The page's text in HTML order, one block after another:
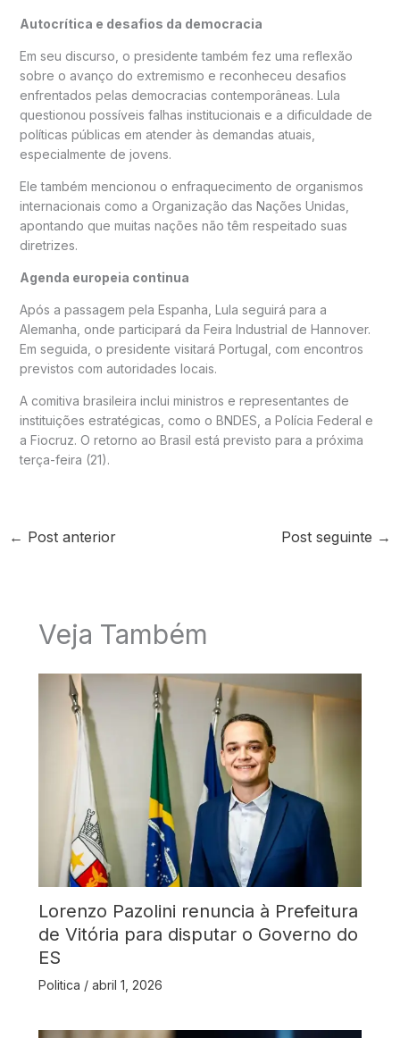
Autocrítica e desafios da democracia
Em seu discurso, o presidente também fez uma reflexão
sobre o avanço do extremismo e reconheceu desafios
enfrentados pelas democracias contemporâneas. Lula
questionou possíveis falhas institucionais e a dificuldade de
políticas públicas em atender às demandas atuais,
especialmente de jovens.
Ele também mencionou o enfraquecimento de organismos
internacionais como a Organização das Nações Unidas
apontando que muitas nações não têm respeitado suas
diretrizes.
Agenda europeia continua
Após a passagem pela Espanha, Lula seguirá para a
Alemanha , onde participará da Feira Industrial de Hannover.
Em seguida, o presidente visitará Portugal , com encontros
previstos com autoridades locais.
A comitiva brasileira inclui ministros e representantes de
instituições estratégicas, como o BNDES, a Polícia Federal e
a Fiocruz. O retorno ao Brasil está previsto para a próxima
terça-feira (21).
← Post anterior Post seguinte →
Veja Também
Lorenzo Pazolini renuncia à Prefeitura
de Vitória para disputar o Governo do
ES
Politica / abril 1, 2026